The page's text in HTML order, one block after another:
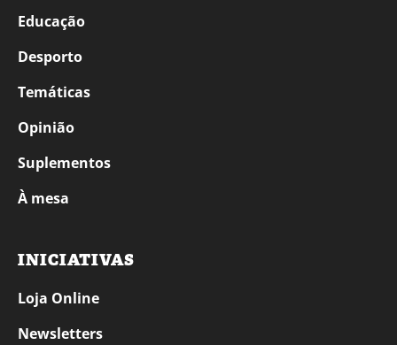
Educação
Desporto
Temáticas
Opinião
Suplementos
À mesa
INICIATIVAS
Loja Online
Newsletters